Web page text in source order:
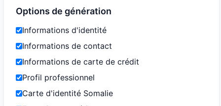
Options de génération
Informations d'identité
Informations de contact
Informations de carte de crédit
Profil professionnel
Carte d'identité Somalie